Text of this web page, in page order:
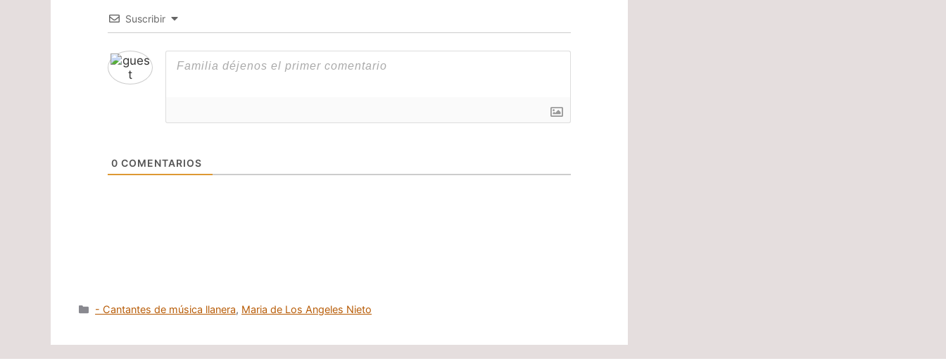
Suscribir
0 COMENTARIOS
Categorías
- Cantantes de música llanera, Maria de Los Angeles Nieto